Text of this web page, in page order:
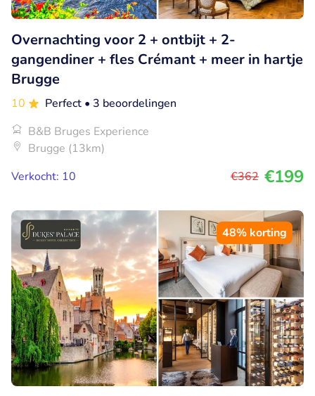
Overnachting voor 2 + ontbijt + 2-
gangendiner + fles Crémant + meer in hartje
Brugge
10 Perfect • 3 beoordelingen
B&B Bruges Experience
Brugge (13km)
Verkocht: 10
€362 €199
48% korting